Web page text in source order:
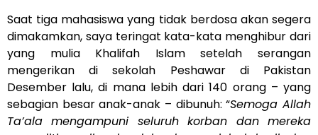
Saat tiga mahasiswa yang tidak berdosa akan segera
dimakamkan, saya teringat kata-kata menghibur dari
yang mulia Khalifah Islam setelah serangan
mengerikan di sekolah Peshawar di Pakistan
Desember lalu, di mana lebih dari 140 orang – yang
sebagian besar anak-anak – dibunuh: “Semoga Allah
Ta’ala mengampuni seluruh korban dan mereka